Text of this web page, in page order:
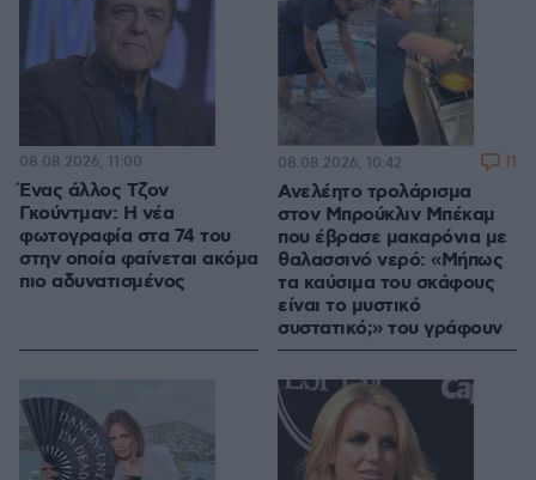
Ένας άλλος Τζον
Γκούντμαν: H νέα
φωτογραφία στα 74 του
στην οποία φαίνεται ακόμα
πιο αδυνατισμένος
08.08.2026, 11:00
Ανελέητο τρολάρισμα
στον Μπρούκλιν Μπέκαμ
που έβρασε μακαρόνια με
θαλασσινό νερό: «Μήπως
τα καύσιμα του σκάφους
είναι το μυστικό
συστατικό;» του γράφουν
08.08.2026, 10:42 11